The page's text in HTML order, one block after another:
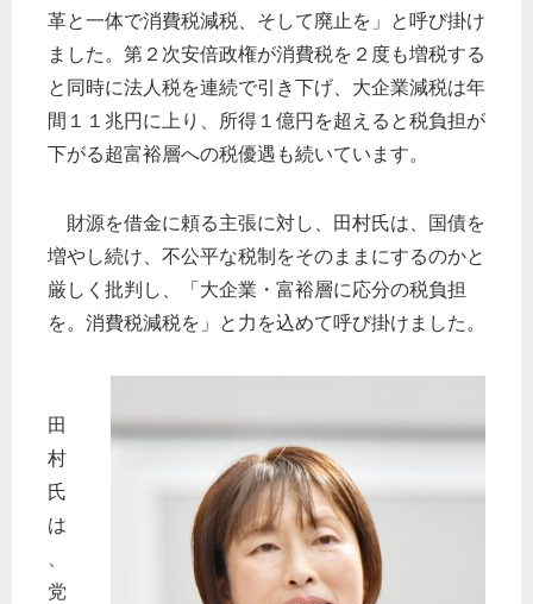
革と一体で消費税減税、そして廃止を」と呼び掛け
ました。第２次安倍政権が消費税を２度も増税する
と同時に法人税を連続で引き下げ、大企業減税は年
間１１兆円に上り、所得１億円を超えると税負担が
下がる超富裕層への税優遇も続いています。
財源を借金に頼る主張に対し、田村氏は、国債を
増やし続け、不公平な税制をそのままにするのかと
厳しく批判し、「大企業・富裕層に応分の税負担
を。消費税減税を」と力を込めて呼び掛けました。
田
村
氏
は
党